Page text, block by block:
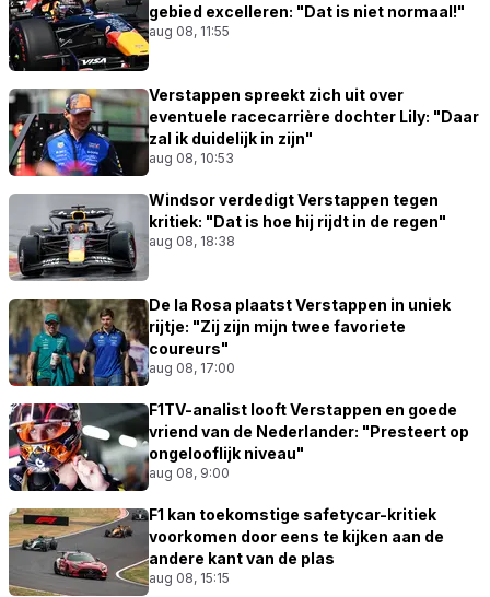
gebied excelleren: "Dat is niet normaal!"
aug 08, 11:55
Verstappen spreekt zich uit over
eventuele racecarrière dochter Lily: "Daar
zal ik duidelijk in zijn"
aug 08, 10:53
Windsor verdedigt Verstappen tegen
kritiek: "Dat is hoe hij rijdt in de regen"
aug 08, 18:38
De la Rosa plaatst Verstappen in uniek
rijtje: "Zij zijn mijn twee favoriete
coureurs"
aug 08, 17:00
F1TV-analist looft Verstappen en goede
vriend van de Nederlander: "Presteert op
ongelooflijk niveau"
aug 08, 9:00
F1 kan toekomstige safetycar-kritiek
voorkomen door eens te kijken aan de
andere kant van de plas
aug 08, 15:15